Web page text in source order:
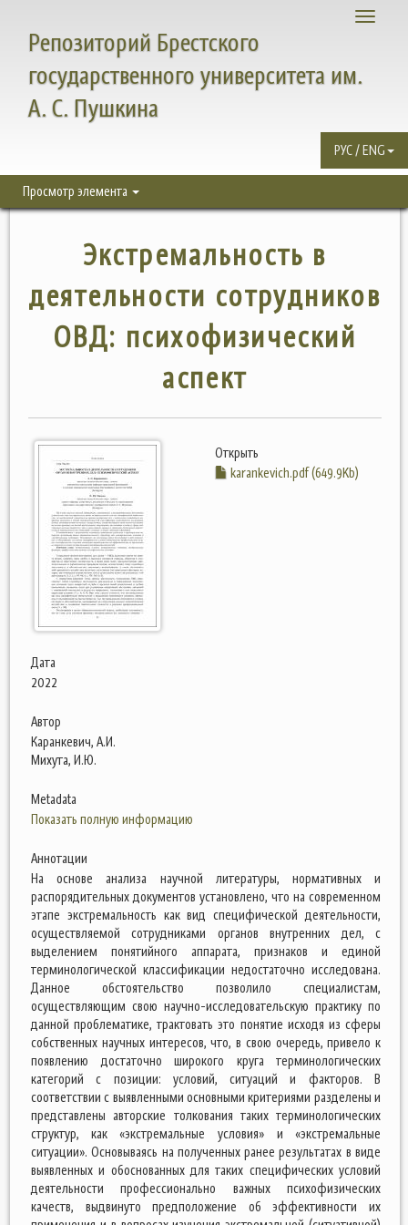
Toggle
Репозиторий Брестского
государственного университета им.
А. С. Пушкина
РУС / ENG
Просмотр элемента
Экстремальность в
деятельности сотрудников
ОВД: психофизический
аспект
Открыть
karankevich.pdf (649.9Kb)
Дата
2022
Автор
Каранкевич, А.И.
Михута, И.Ю.
Metadata
Показать полную информацию
Аннотации
На основе анализа научной литературы, нормативных и
распорядительных документов установлено, что на современном
этапе экстремальность как вид специфической деятельности,
осуществляемой сотрудниками органов внутренних дел, с
выделением понятийного аппарата, признаков и единой
терминологической классификации недостаточно исследована.
Данное обстоятельство позволило специалистам,
осуществляющим свою научно-исследовательскую практику по
данной проблематике, трактовать это понятие исходя из сферы
собственных научных интересов, что, в свою очередь, привело к
появлению достаточно широкого круга терминологических
категорий с позиции: условий, ситуаций и факторов. В
соответствии с выявленными основными критериями разделены и
представлены авторские толкования таких терминологических
структур, как «экстремальные условия» и «экстремальные
ситуации». Основываясь на полученных ранее результатах в виде
выявленных и обоснованных для таких специфических условий
деятельности профессионально важных психофизических
качеств, выдвинуто предположение об эффективности их